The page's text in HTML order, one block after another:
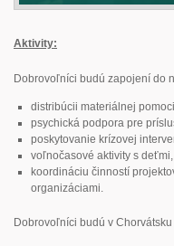
Aktivity:
Dobrovoľníci budú zapojení do
distribúcii materiálnej
psychická podpora pre
poskytovanie krízovej
voľnočasové aktivity s deťmi,
koordináciu činností
organizáciami.
Dobrovoľníci budú v